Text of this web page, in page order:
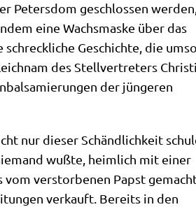
Peters­dom geschlos­sen wer­den,
eine Wachs­mas­ke über das
Geschich­te, die umso
des Stell­ver­tre­ters Chri­sti
der jün­ge­ren
nur die­ser Schänd­lich­keit
wuß­te, heim­lich mit einer
vom ver­stor­be­nen Papst
ver­kauft. Bereits in den